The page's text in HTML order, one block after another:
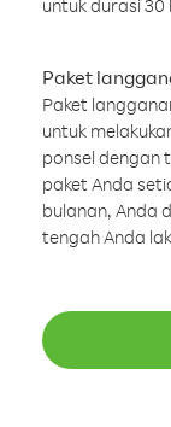
untuk durasi
Paket
Paket
untuk
ponsel dengan
paket Anda
bulanan, Anda
tengah Anda